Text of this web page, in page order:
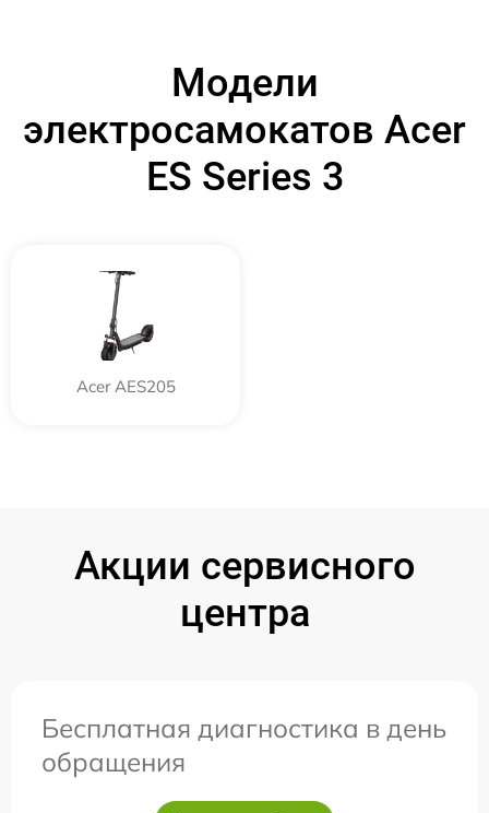
Модели
электросамокатов Acer
ES Series 3
Acer AES205
Акции сервисного
центра
Бесплатная диагностика в день
обращения